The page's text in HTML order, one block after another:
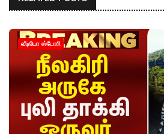
வீடியோ ஸ்டோரி